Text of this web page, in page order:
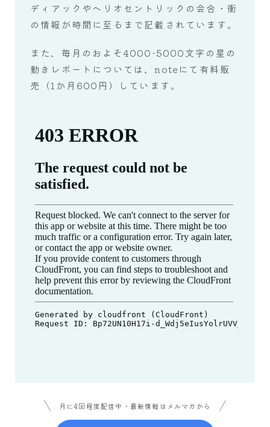
ディアックやヘリオセントリックの会合・衝
の情報が時間に至るまで記載されています。
また、毎月のおよそ4000-5000文字の星の
動きレポートについては、noteにて有料販
売（1か月600円）しています。
月に4回程度配信中・最新情報はメルマガから